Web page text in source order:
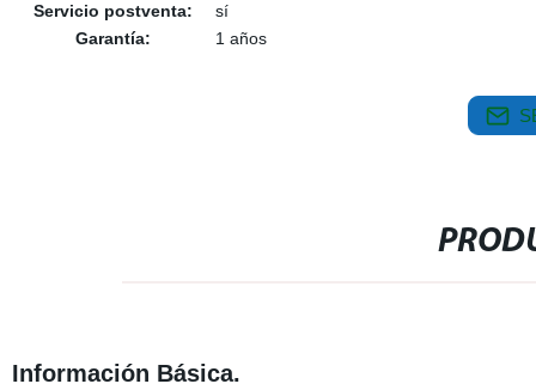
Servicio postventa:
sí
Garantía:
1 años
Información Básica.